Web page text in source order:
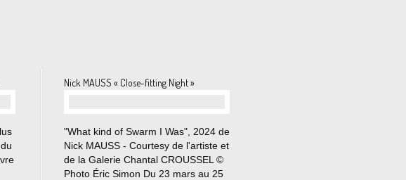
Nick MAUSS « Close-fitting Night »
"What kind of Swarm I Was", 2024 de
Nick MAUSS - Courtesy de l'artiste et
de la Galerie Chantal CROUSSEL ©
Photo Éric Simon Du 23 mars au 25